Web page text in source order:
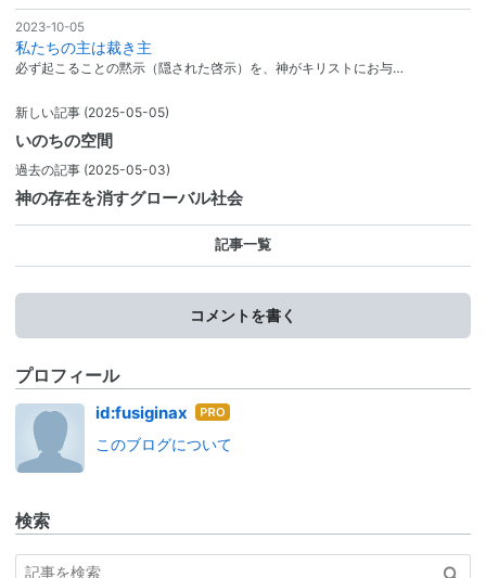
2023-10-05
私たちの主は裁き主
必ず起こることの黙示（隠された啓示）を、神がキリストにお与…
新しい記事 (2025-05-05)
いのちの空間
過去の記事 (2025-05-03)
神の存在を消すグローバル社会
記事一覧
コメントを書く
プロフィール
id:fusiginax はて
ログ
このブログについて
検索